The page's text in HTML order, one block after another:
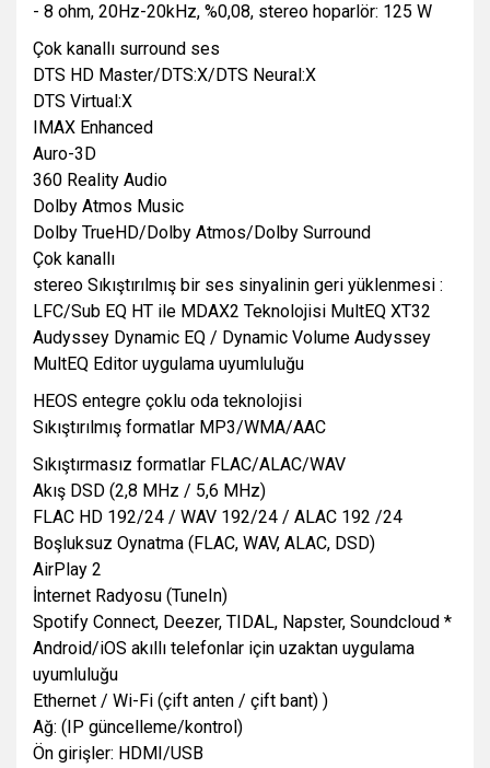
- 8 ohm, 20Hz-20kHz, %0,08, stereo hoparlör: 125 W
Çok kanallı surround ses
DTS HD Master/DTS:X/DTS Neural:X
DTS Virtual:X
IMAX Enhanced
Auro-3D
360 Reality Audio
Dolby Atmos Music
Dolby TrueHD/Dolby Atmos/Dolby Surround
Çok kanallı
stereo Sıkıştırılmış bir ses sinyalinin geri yüklenmesi :
LFC/Sub EQ HT ile MDAX2 Teknolojisi MultEQ XT32
Audyssey Dynamic EQ / Dynamic Volume Audyssey
MultEQ Editor uygulama uyumluluğu
HEOS entegre çoklu oda teknolojisi
Sıkıştırılmış formatlar MP3/WMA/AAC
Sıkıştırmasız formatlar FLAC/ALAC/WAV
Akış DSD (2,8 MHz / 5,6 MHz)
FLAC HD 192/24 / WAV 192/24 / ALAC 192 /24
Boşluksuz Oynatma (FLAC, WAV, ALAC, DSD)
AirPlay 2
İnternet Radyosu (TuneIn)
Spotify Connect, Deezer, TIDAL, Napster, Soundcloud *
Android/iOS akıllı telefonlar için uzaktan uygulama
uyumluluğu
Ethernet / Wi-Fi (çift anten / çift bant) )
Ağ: (IP güncelleme/kontrol)
Ön girişler: HDMI/USB